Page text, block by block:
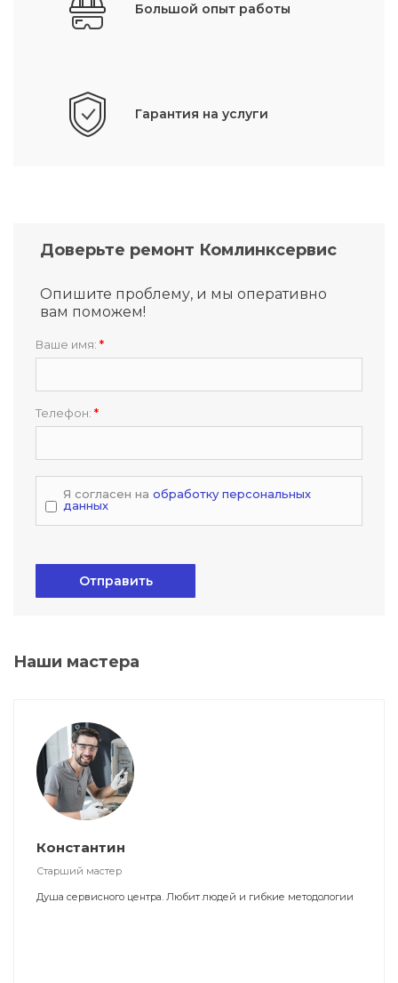
Большой опыт работы
Гарантия на услуги
Доверьте ремонт Комлинксервис
Опишите проблему, и мы оперативно
вам поможем!
Ваше имя: *
Телефон: *
Я согласен на обработку персональных
данных
Отправить
Наши мастера
Константин
Старший мастер
Душа сервисного центра. Любит людей и гибкие методологии